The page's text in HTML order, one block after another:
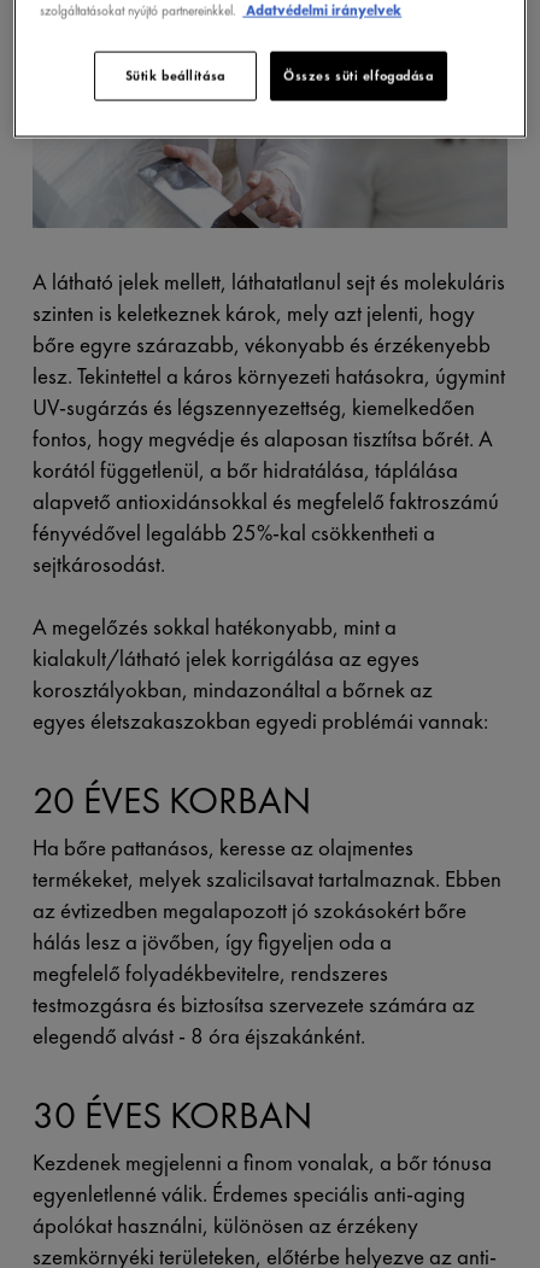
A látható jelek mellett, láthatatlanul sejt és molekuláris
szinten is keletkeznek károk, mely azt jelenti, hogy
bőre egyre szárazabb, vékonyabb és érzékenyebb
lesz. Tekintettel a káros környezeti hatásokra, úgymint
UV-sugárzás és légszennyezettség, kiemelkedően
fontos, hogy megvédje és alaposan tisztítsa bőrét. A
korától függetlenül, a bőr hidratálása, táplálása
alapvető antioxidánsokkal és megfelelő faktroszámú
fényvédővel legalább 25%-kal csökkentheti a
sejtkárosodást.
A megelőzés sokkal hatékonyabb, mint a
kialakult/látható jelek korrigálása az egyes
korosztályokban, mindazonáltal a bőrnek az
egyes életszakaszokban egyedi problémái vannak:
20 ÉVES KORBAN
Ha bőre pattanásos, keresse az olajmentes
termékeket, melyek szalicilsavat tartalmaznak. Ebben
az évtizedben megalapozott jó szokásokért bőre
hálás lesz a jövőben, így figyeljen oda a
megfelelő folyadékbevitelre, rendszeres
testmozgásra és biztosítsa szervezete számára az
elegendő alvást - 8 óra éjszakánként.
30 ÉVES KORBAN
Kezdenek megjelenni a finom vonalak, a bőr tónusa
egyenletlenné válik. Érdemes speciális anti-aging
ápolókat használni, különösen az érzékeny
szemkörnyéki területeken, előtérbe helyezve az anti-
szolgáltatásokat nyújtó partnereinkkel.
Adatvédelmi irányelvek
Sütik beállítása Összes süti elfogadása